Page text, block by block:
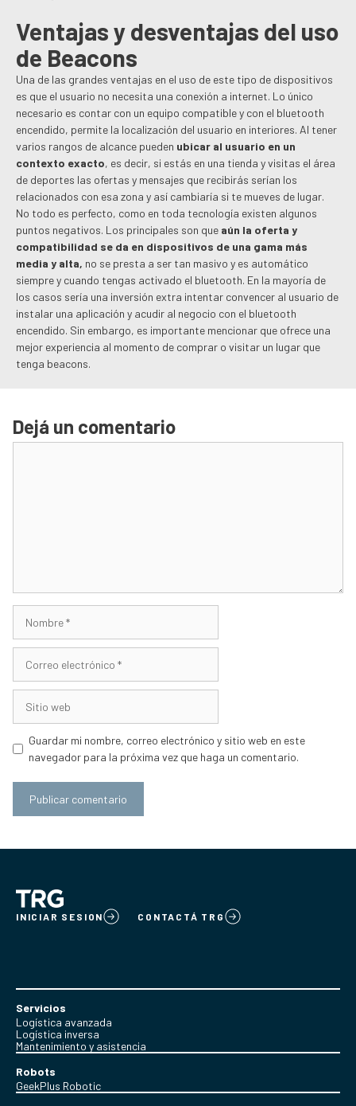
Ventajas y desventajas del uso
de Beacons
Una de las grandes ventajas en el uso de este tipo de dispositivos
es que el usuario no necesita una conexión a internet. Lo único
necesario es contar con un equipo compatible y con el bluetooth
encendido, permite la localización del usuario en interiores. Al tener
varios rangos de alcance pueden ubicar al usuario en un
contexto exacto, es decir, si estás en una tienda y visitas el área
de deportes las ofertas y mensajes que recibirás serían los
relacionados con esa zona y así cambiaría si te mueves de lugar.
No todo es perfecto, como en toda tecnología existen algunos
puntos negativos. Los principales son que aún la oferta y
compatibilidad se da en dispositivos de una gama más
media y alta, no se presta a ser tan masivo y es automático
siempre y cuando tengas activado el bluetooth. En la mayoría de
los casos sería una inversión extra intentar convencer al usuario de
instalar una aplicación y acudir al negocio con el bluetooth
encendido. Sin embargo, es importante mencionar que ofrece una
mejor experiencia al momento de comprar o visitar un lugar que
tenga beacons.
Dejá un comentario
electrónico
web
Guardar mi nombre, correo electrónico y sitio web en este
navegador para la próxima vez que haga un comentario.
INICIAR SESION CONTACTÁ TRG
Servicios
Logística avanzada
Logística inversa
Mantenimiento y asistencia
Robots
GeekPlus Robotic